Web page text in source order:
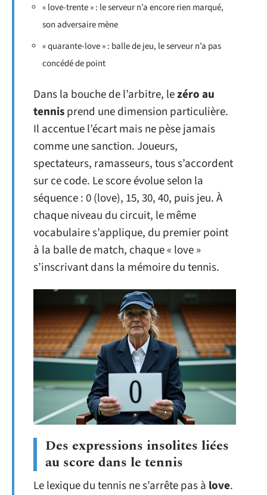
« love-trente » : le serveur n’a encore rien marqué,
son adversaire mène
« quarante-love » : balle de jeu, le serveur n’a pas
concédé de point
Dans la bouche de l’arbitre, lezéro au
tennisprend une dimension particulière.
Il accentue l’écart mais ne pèse jamais
comme une sanction. Joueurs,
spectateurs, ramasseurs, tous s’accordent
sur ce code. Le score évolue selon la
séquence : 0 (love), 15, 30, 40, puis jeu. À
chaque niveau du circuit, le même
vocabulaire s’applique, du premier point
à la balle de match, chaque « love »
s’inscrivant dans la mémoire du tennis.
Des expressions insolites liées
au score dans le tennis
Le lexique du tennis ne s’arrête pas à love.